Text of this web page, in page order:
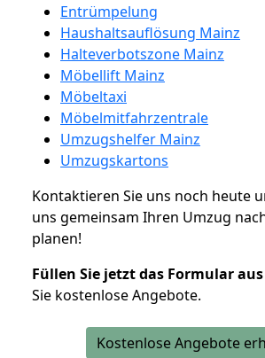
Entrümpelung
Haushaltsauflösung Mainz
Halteverbotszone Mainz
Möbellift Mainz
Möbeltaxi
Möbelmitfahrzentrale
Umzugshelfer Mainz
Umzugskartons
Kontaktieren Sie uns noch heute
uns gemeinsam Ihren Umzug
planen!
Füllen Sie jetzt das Formular aus
Sie kostenlose Angebote.
Kostenlose Angebote